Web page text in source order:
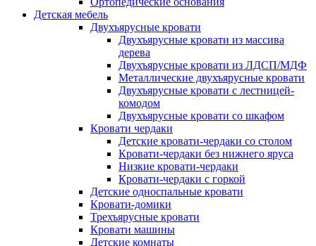
Детская мебель
Двухъярусные кровати
Двухъярусные кровати из массива
дерева
Двухъярусные кровати из ЛДСП/МДФ
Металлические двухъярусные кровати
Двухъярусные кровати с лестницей-
комодом
Двухъярусные кровати со шкафом
Кровати чердаки
Детские кровати-чердаки со столом
Кровати-чердаки без нижнего яруса
Низкие кровати-чердаки
Кровати-чердаки с горкой
Детские односпальные кровати
Кровати-домики
Трехъярусные кровати
Кровати машины
Детские комнаты